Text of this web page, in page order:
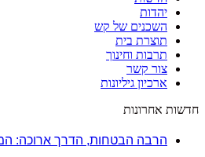
יהדות
השכנים של קש
תוצרת בית
תרבות וחינוך
צור קשר
ארכיון גיליונות
חדשות אחרונות
הרבה הבטחות, הדרך ארוכה: